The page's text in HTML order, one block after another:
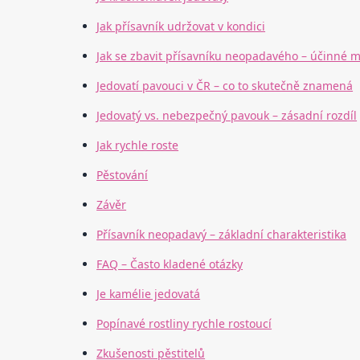
Jak přísavník udržovat v kondici
Jak se zbavit přísavníku neopadavého – účinné
Jedovatí pavouci v ČR – co to skutečně znamená
Jedovatý vs. nebezpečný pavouk – zásadní rozdíl
Jak rychle roste
Pěstování
Závěr
Přísavník neopadavý – základní charakteristika
FAQ – Často kladené otázky
Je kamélie jedovatá
Popínavé rostliny rychle rostoucí
Zkušenosti pěstitelů